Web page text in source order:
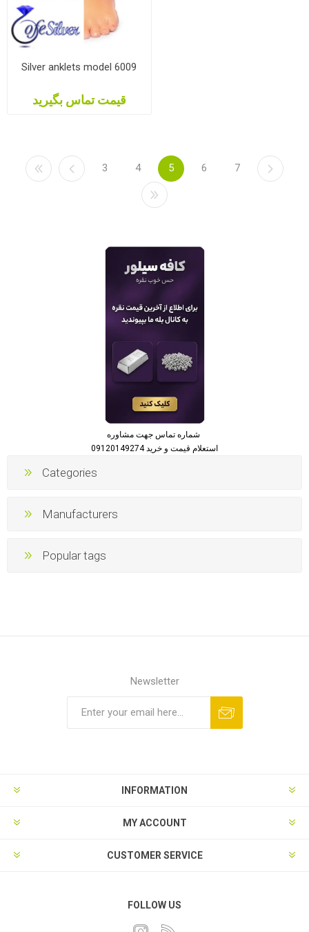
Silver anklets model 6009
قیمت تماس بگیرید
3 4 5 6 7
استعلام قیمت و خرید 09120149274
Categories
Manufacturers
Popular tags
Newsletter
INFORMATION
MY ACCOUNT
CUSTOMER SERVICE
FOLLOW US